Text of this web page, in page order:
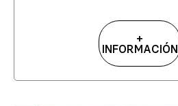
+
INFORMACIÓN